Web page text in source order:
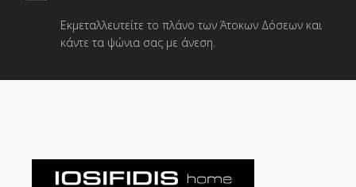
Εκμεταλλευτείτε το πλάνο των Άτοκων Δόσεων και
κάντε τα ψώνια σας με άνεση.